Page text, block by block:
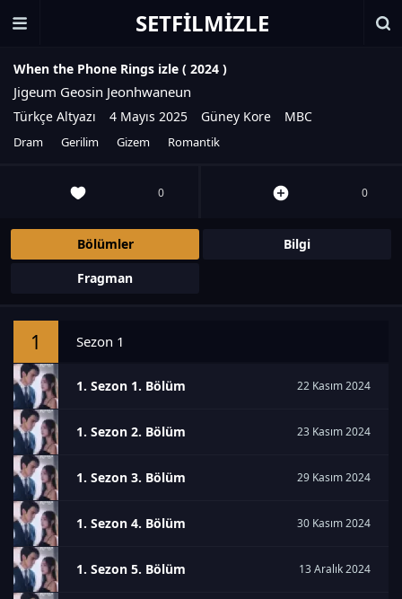
SETFILMIZLE
When the Phone Rings izle ( 2024 )
Jigeum Geosin Jeonhwaneun
Türkçe Altyazı 4 Mayıs 2025 Güney Kore MBC
Dram Gerilim Gizem Romantik
0 0
Bölümler
Bilgi
Fragman
1 Sezon 1
1. Sezon 1. Bölüm 22 Kasım 2024
1. Sezon 2. Bölüm 23 Kasım 2024
1. Sezon 3. Bölüm 29 Kasım 2024
1. Sezon 4. Bölüm 30 Kasım 2024
1. Sezon 5. Bölüm 13 Aralık 2024